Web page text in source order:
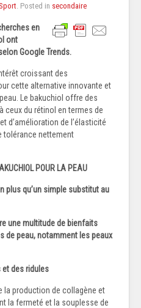
. Posted in secondaire
en
ont
Google Trends.
croissant des
cette alternative innovante et
Le bakuchiol offre des
ceux du rétinol en termes de
d’amélioration de l’élasticité
tolérance nettement
POUR LA PEAU
plus qu’un simple substitut au
une multitude de bienfaits
de peau, notamment les peaux
et des ridules
la production de collagène et
la fermeté et la souplesse de